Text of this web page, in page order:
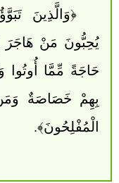
﴿وَالَّذِينَ
يُحِبُّونَ مَنْ هَاجَرَ
حَاجَةً مِّمَّا
بِهِمْ خَصَاصَةٌ
الْمُفْلِحُونَ﴾.